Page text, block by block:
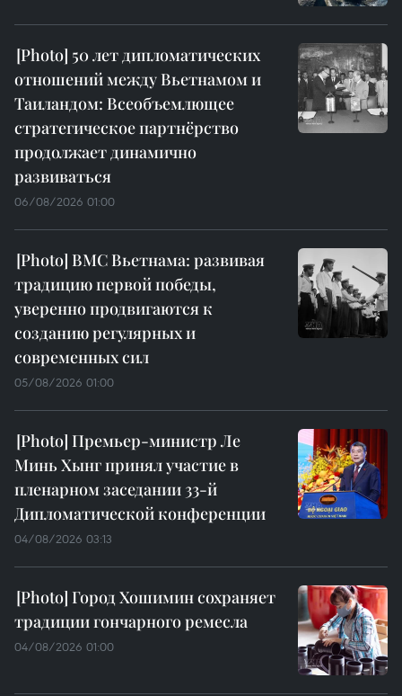
50 лет дипломатических
отношений между Вьетнамом и
Таиландом: Всеобъемлющее
стратегическое партнёрство
продолжает динамично
развиваться
06/08/2026 01:00
ВМС Вьетнама: развивая
традицию первой победы,
уверенно продвигаются к
созданию регулярных и
современных сил
05/08/2026 01:00
Премьер-министр Ле
Минь Хынг принял участие в
пленарном заседании 33-й
Дипломатической конференции
04/08/2026 03:13
Город Хошимин сохраняет
традиции гончарного ремесла
04/08/2026 01:00